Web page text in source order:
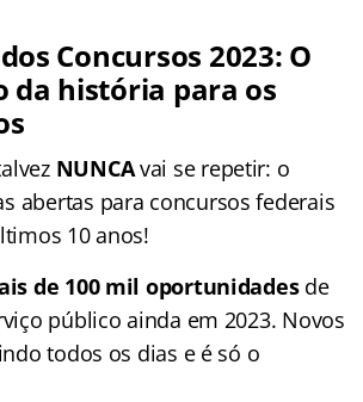
Concursos 2023: O
da história para os
NUNCAvai se repetir: o
abertas para concursos federais
10 anos!
de 100 mil oportunidadesde
público ainda em 2023. Novos
todos os dias e é só o